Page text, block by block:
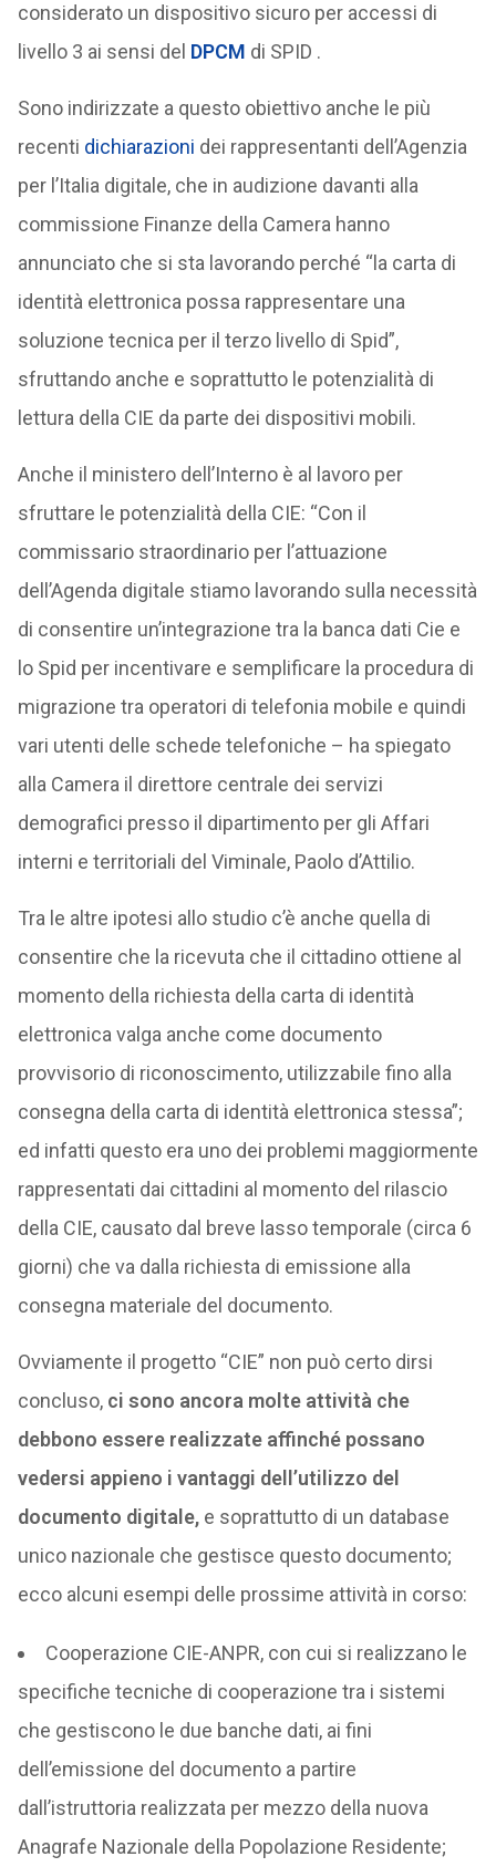
considerato un dispositivo sicuro per accessi di
livello 3 ai sensi del DPCM di SPID .
Sono indirizzate a questo obiettivo anche le più
recenti dichiarazioni dei rappresentanti dell’Agenzia
per l’Italia digitale, che in audizione davanti alla
commissione Finanze della Camera hanno
annunciato che si sta lavorando perché “la carta di
identità elettronica possa rappresentare una
soluzione tecnica per il terzo livello di Spid”,
sfruttando anche e soprattutto le potenzialità di
lettura della CIE da parte dei dispositivi mobili.
Anche il ministero dell’Interno è al lavoro per
sfruttare le potenzialità della CIE: “Con il
commissario straordinario per l’attuazione
dell’Agenda digitale stiamo lavorando sulla necessità
di consentire un’integrazione tra la banca dati Cie e
lo Spid per incentivare e semplificare la procedura di
migrazione tra operatori di telefonia mobile e quindi
vari utenti delle schede telefoniche – ha spiegato
alla Camera il direttore centrale dei servizi
demografici presso il dipartimento per gli Affari
interni e territoriali del Viminale, Paolo d’Attilio.
Tra le altre ipotesi allo studio c’è anche quella di
consentire che la ricevuta che il cittadino ottiene al
momento della richiesta della carta di identità
elettronica valga anche come documento
provvisorio di riconoscimento, utilizzabile fino alla
consegna della carta di identità elettronica stessa”;
ed infatti questo era uno dei problemi maggiormente
rappresentati dai cittadini al momento del rilascio
della CIE, causato dal breve lasso temporale (circa 6
giorni) che va dalla richiesta di emissione alla
consegna materiale del documento.
Ovviamente il progetto “CIE” non può certo dirsi
concluso,ci sono ancora molte attività che
debbono essere realizzate affinché possano
vedersi appieno i vantaggi dell’utilizzo del
documento digitale,e soprattutto di un database
unico nazionale che gestisce questo documento;
ecco alcuni esempi delle prossime attività in corso:
Cooperazione CIE-ANPR, con cui si realizzano le
specifiche tecniche di cooperazione tra i sistemi
che gestiscono le due banche dati, ai fini
dell’emissione del documento a partire
dall’istruttoria realizzata per mezzo della nuova
Anagrafe Nazionale della Popolazione Residente;